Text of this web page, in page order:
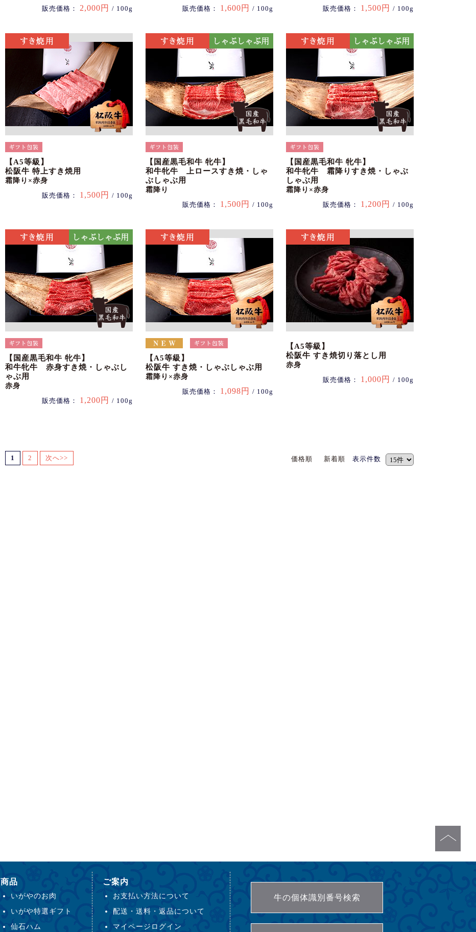
販売価格： 2,000円 / 100g
販売価格： 1,600円 / 100g
販売価格： 1,500円 / 100g
【A5等級】
松阪牛 特上すき焼用
霜降り×赤身
販売価格： 1,500円 / 100g
【国産黒毛和牛 牝牛】
和牛牝牛 上ロースすき焼・しゃ
ぶしゃぶ用
霜降り
販売価格： 1,500円 / 100g
【国産黒毛和牛 牝牛】
和牛牝牛 霜降りすき焼・しゃぶ
しゃぶ用
霜降り×赤身
販売価格： 1,200円 / 100g
【国産黒毛和牛 牝牛】
和牛牝牛 赤身すき焼・しゃぶし
ゃぶ用
赤身
販売価格： 1,200円 / 100g
【A5等級】
松阪牛 すき焼・しゃぶしゃぶ用
霜降り×赤身
販売価格： 1,098円 / 100g
【A5等級】
松阪牛 すき焼切り落とし用
赤身
販売価格： 1,000円 / 100g
価格順 新着順 表示件数
1 2 次へ>>
商品
いがやのお肉
いがや特選ギフト
仙石ハム
ご案内
お支払い方法について
配送・送料・返品について
マイページログイン
牛の個体識別番号検索